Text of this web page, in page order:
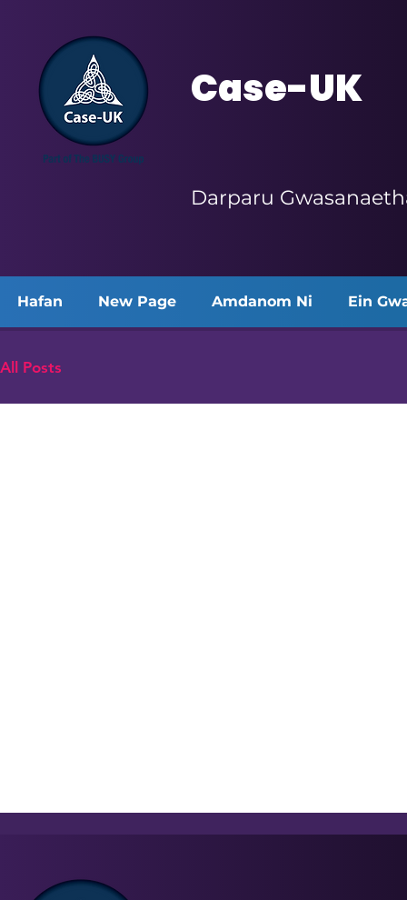
Case-UK
Darparu
Hafan New Page Amdanom Ni Ein
All Posts